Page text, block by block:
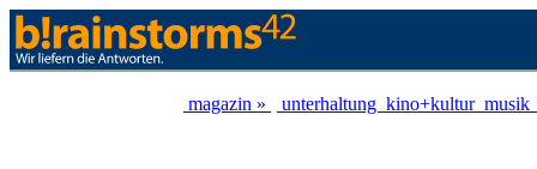
magazin » unterhaltung kino+kultur musik